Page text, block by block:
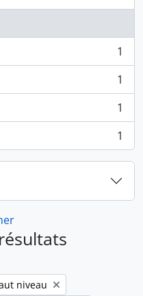
1
1
1
1
niveau